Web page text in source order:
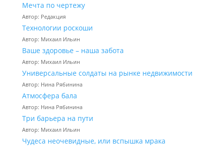
Мечта по чертежу
Автор: Редакция
Технологии роскоши
Автор: Михаил Ильин
Ваше здоровье – наша забота
Автор: Михаил Ильин
Универсальные солдаты на рынке недвижимости
Автор: Нина Рябинина
Атмосфера бала
Автор: Нина Рябинина
Три барьера на пути
Автор: Михаил Ильин
Чудеса неочевидные, или вспышка мрака